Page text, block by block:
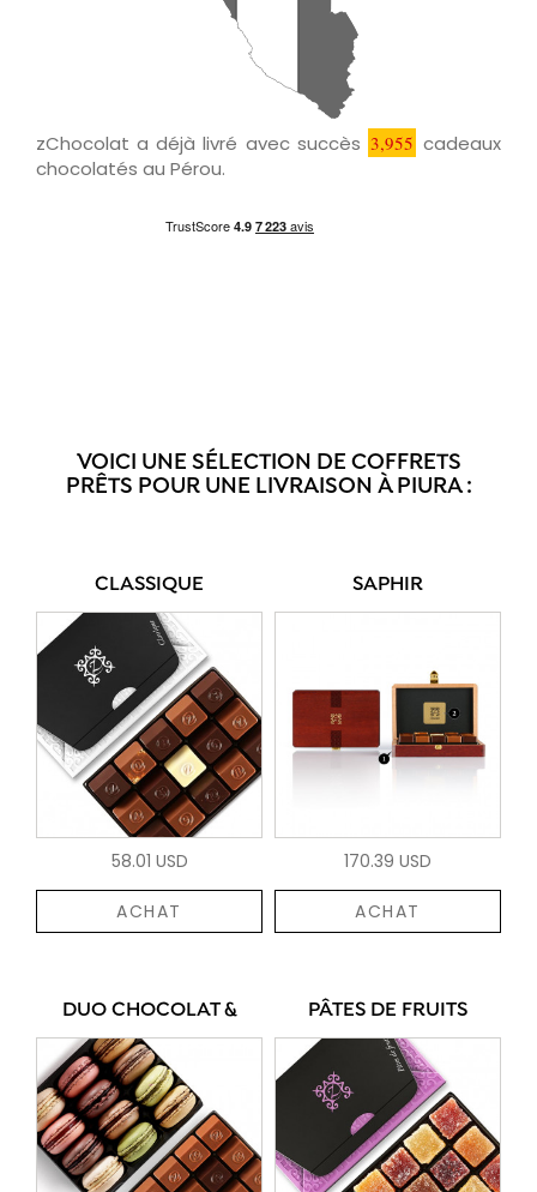
zChocolat a déjà livré avec succès 3,955 cadeaux
chocolatés au Pérou.
VOICI UNE SÉLECTION DE COFFRETS
PRÊTS POUR UNE LIVRAISON À PIURA :
CLASSIQUE
58.01 USD
ACHAT
SAPHIR
170.39 USD
ACHAT
DUO CHOCOLAT & PÂTES DE FRUITS